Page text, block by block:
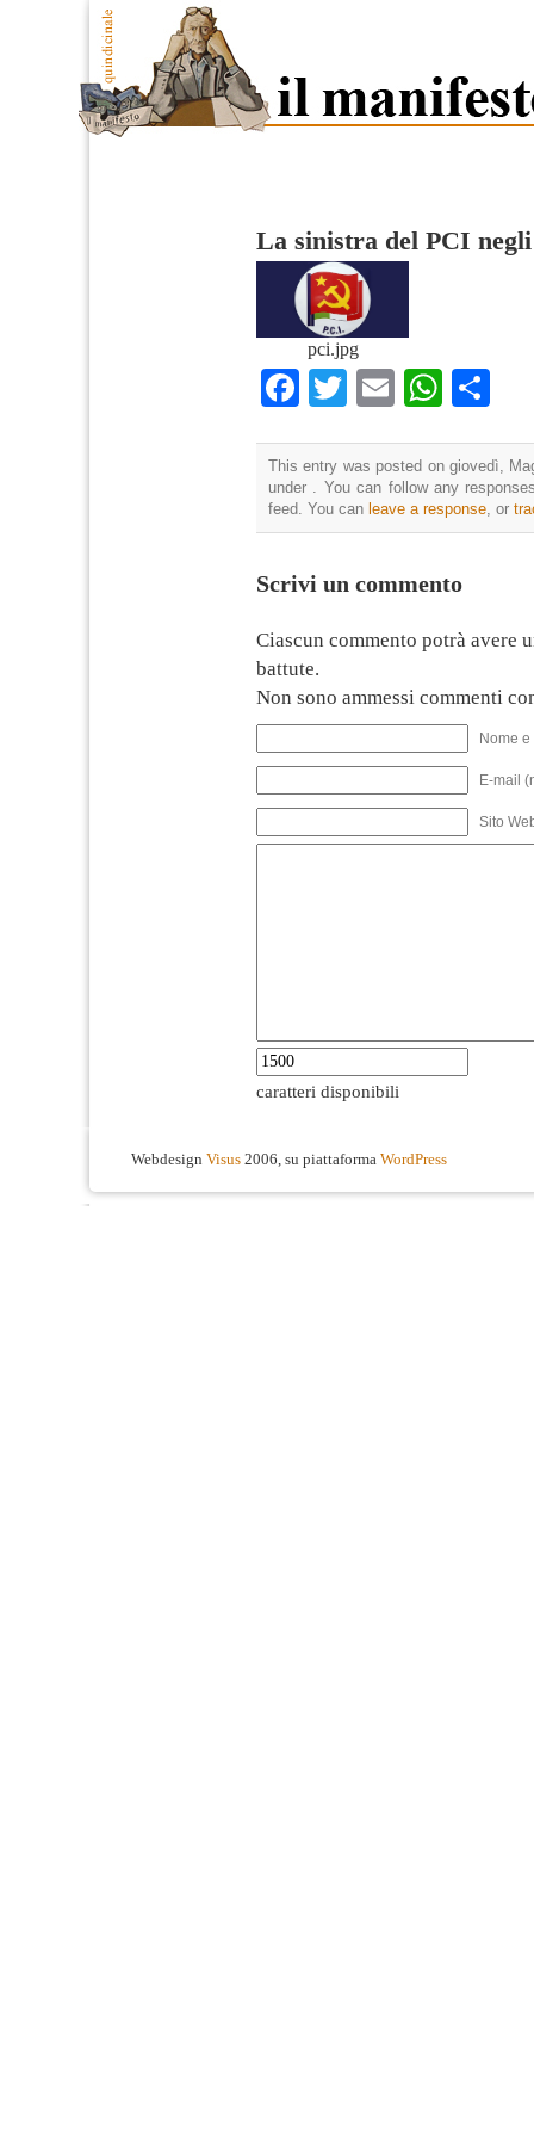
La sinistra del PCI negli
pci.jpg
Facebook
TwitterEmail
This entry was posted on giovedì,
under . You can follow any
feed. You can leave a response, or
Scrivi un commento
Ciascun commento potrà avere
battute.
Non sono ammessi commenti
Nome
E-mail
Sito
caratteri disponibili
Webdesign Visus 2006, su piattaforma WordPress